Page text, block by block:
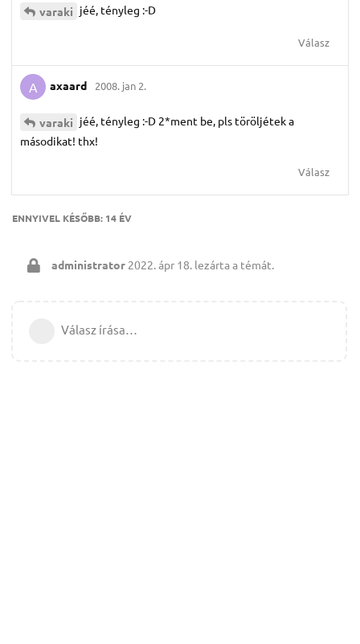
varaki jéé, tényleg :-D
Válasz
A axaard 2008. jan 2.
varaki jéé, tényleg :-D 2*ment be, pls töröljétek a
másodikat! thx!
Válasz
ENNYIVEL KÉSŐBB: 14 ÉV
administrator 2022. ápr 18. lezárta a témát.
Válasz írása…